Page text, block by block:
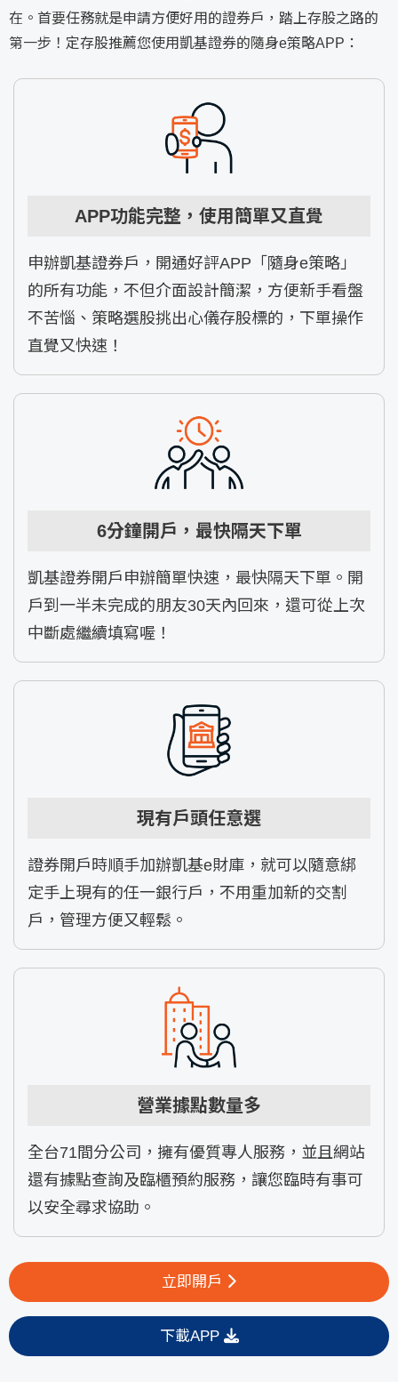
在。首要任務就是申請方便好用的證券戶，踏上存股之路的
第一步！定存股推薦您使用凱基證券的隨身e策略APP：
APP功能完整，使用簡單又直覺
申辦凱基證券戶，開通好評APP「隨身e策略」
的所有功能，不但介面設計簡潔，方便新手看盤
不苦惱、策略選股挑出心儀存股標的，下單操作
直覺又快速！
6分鐘開戶，最快隔天下單
凱基證券開戶申辦簡單快速，最快隔天下單。開
戶到一半未完成的朋友30天內回來，還可從上次
中斷處繼續填寫喔！
現有戶頭任意選
證券開戶時順手加辦凱基e財庫，就可以隨意綁
定手上現有的任一銀行戶，不用重加新的交割
戶，管理方便又輕鬆。
營業據點數量多
全台71間分公司，擁有優質專人服務，並且網站
還有據點查詢及臨櫃預約服務，讓您臨時有事可
以安全尋求協助。
立即開戶
下載APP